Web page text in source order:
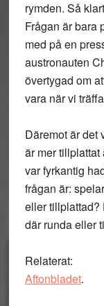
rymden. Så
Frågan är bara
med på en
austronauten
övertygad om
vara när vi
Däremot är det
är mer tillplattat
var fyrkantig
frågan är:
eller tillplattad?
där runda eller
Relaterat:
Aftonbladet.